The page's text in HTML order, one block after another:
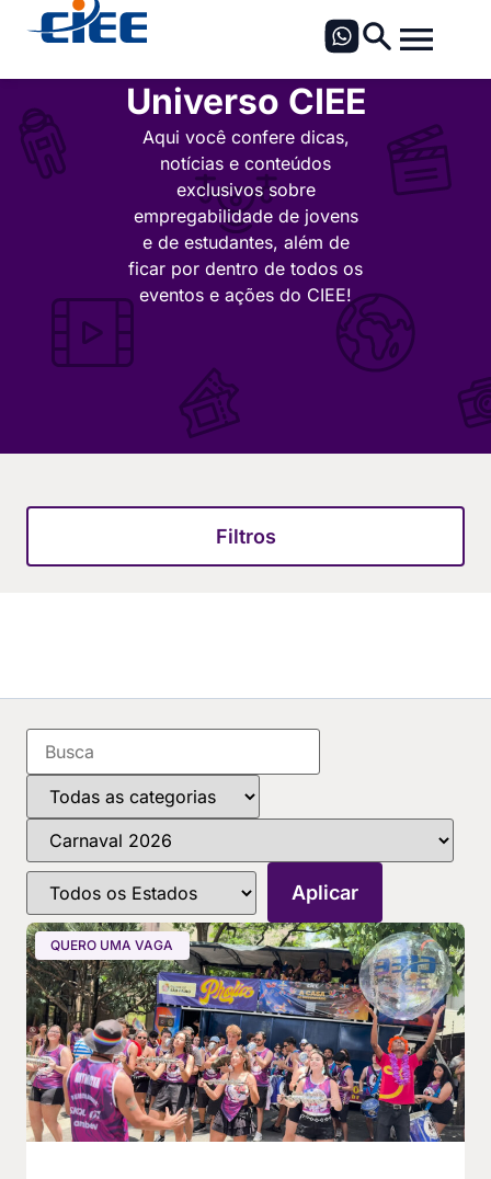
Universo CIEE
Aqui você confere dicas,
notícias e conteúdos
exclusivos sobre
empregabilidade de jovens
e de estudantes, além de
ficar por dentro de todos os
eventos e ações do CIEE!
Filtros
QUERO UMA VAGA